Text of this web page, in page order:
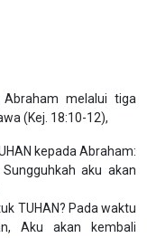
melalui tiga
(Kej. 18:10-12),
kepada Abraham:
aku akan
TUHAN? Pada waktu
Aku akan kembali